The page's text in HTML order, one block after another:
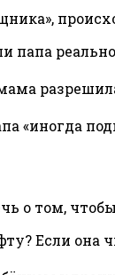
папа
«иногда
о том,
Если